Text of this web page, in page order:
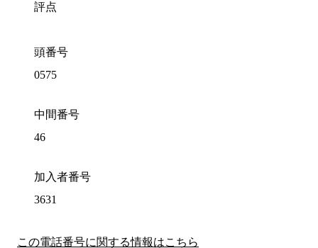
評点
頭番号
0575
中間番号
46
加入者番号
3631
この電話番号に関する情報はこちら